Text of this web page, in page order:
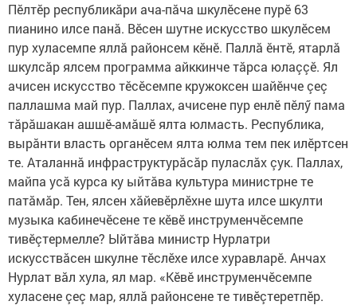
Пӗлтӗр республикăри ача-пăча шкулӗсене пурӗ 63
пианино илсе панă. Вӗсен шутне искусство шкулӗсем
пур хуласемпе яллă районсем кӗнӗ. Паллă ӗнтӗ, ятарлă
шкулсăр ялсем программа айккинче тăрса юлаççӗ. Ял
ачисен искусство тӗсӗсемпе кружоксен шайӗнче çеç
паллашма май пур. Паллах, ачисене пур енлӗ пӗлӳ пама
тăрăшакан ашшӗ-амăшӗ ялта юлмасть. Республика,
вырăнти власть органӗсем ялта юлма тем пек илӗртсен
те. Аталаннă инфраструктурăсăр пуласлăх çук. Паллах,
майпа усă курса ку ыйтăва культура министрне те
патăмăр. Тен, ялсен хăйевӗрлӗхне шута илсе шкулти
музыка кабинечӗсене те кӗвӗ инструменчӗсемпе
тивӗçтермелле?​ Ыйтăва министр Нурлатри
искусствăсен шкулне тӗслӗхе илсе хуравларӗ. Анчах
Нурлат вăл хула, ял мар. «Кӗвӗ инструменчӗсемпе
хуласене çеç мар, яллă районсене те тивӗçтеретпӗр.